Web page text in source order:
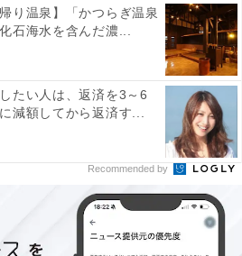
July 7, 2026
むら公式Xのほかの投稿も見
り温泉】「かつらぎ温泉
石海水を含んだ濃...
たい人は、返済を3～6
減額してから返済す...
Recommended by